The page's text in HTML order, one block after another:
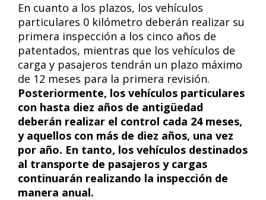
En cuanto a los plazos, los vehículos
particulares 0 kilómetro deberán realizar su
primera inspección a los cinco años de
patentados, mientras que los vehículos de
carga y pasajeros tendrán un plazo máximo
de 12 meses para la primera revisión.
Posteriormente, los vehículos particulares
con hasta diez años de antigüedad
deberán realizar el control cada 24 meses,
y aquellos con más de diez años, una vez
por año. En tanto, los vehículos destinados
al transporte de pasajeros y cargas
continuarán realizando la inspección de
manera anual.